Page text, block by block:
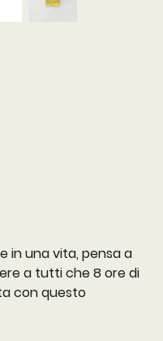
in una vita, pensa a
a tutti che 8 ore di
con questo